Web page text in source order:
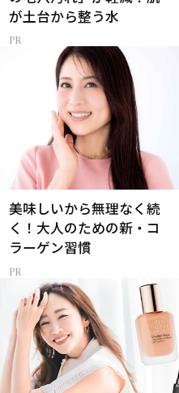
が土台から整う水
美味しいから無理なく続
く！大人のための新・コ
ラーゲン習慣